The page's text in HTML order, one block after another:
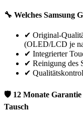
🔧 Welches Samsung
✔ Original-
(OLED/LCD je
✔ Integrierter
✔ Reinigung des
✔
🛡 12 Monate
Tausch